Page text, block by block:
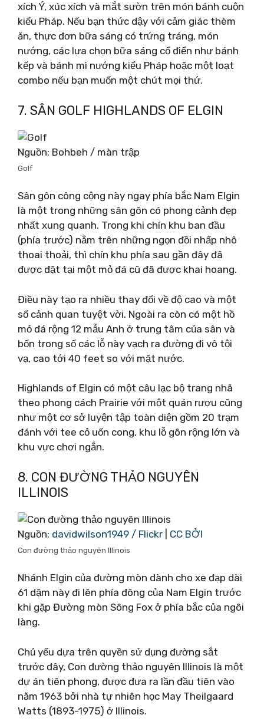
xích Ý, xúc xích và mắt sườn trên món bánh cuộn
kiểu Pháp. Nếu bạn thức dậy với cảm giác thèm
ăn, thực đơn bữa sáng có trứng tráng, món
nướng, các lựa chọn bữa sáng cổ điển như bánh
kếp và bánh mì nướng kiểu Pháp hoặc một loạt
combo nếu bạn muốn một chút mọi thứ.
7. SÂN GOLF HIGHLANDS OF ELGIN
Nguồn: Bohbeh / màn trập
Golf
Sân gôn công cộng này ngay phía bắc Nam Elgin
là một trong những sân gôn có phong cảnh đẹp
nhất xung quanh. Trong khi chín khu ban đầu
(phía trước) nằm trên những ngọn đồi nhấp nhô
thoai thoải, thì chín khu phía sau gần đây đã
được đặt tại một mỏ đá cũ đã được khai hoang.
Điều này tạo ra nhiều thay đổi về độ cao và một
số cảnh quan tuyệt vời. Ngoài ra còn có một hồ
mỏ đá rộng 12 mẫu Anh ở trung tâm của sân và
bốn trong số các lỗ này vạch ra đường đi vô tội
vạ, cao tới 40 feet so với mặt nước.
Highlands of Elgin có một câu lạc bộ trang nhã
theo phong cách Prairie với một quán rượu cũng
như một cơ sở luyện tập toàn diện gồm 20 trạm
đánh với tee cỏ uốn cong, khu lỗ gôn rộng lớn và
khu vực chơi ngắn.
8. CON ĐƯỜNG THẢO NGUYÊN
ILLINOIS
Nguồn: davidwilson1949 / Flickr CC BỞI
Con đường thảo nguyên Illinois
Nhánh Elgin của đường mòn dành cho xe đạp dài
61 dặm này đi lên phía đông của Nam Elgin trước
khi gặp Đường mòn Sông Fox ở phía bắc của ngôi
làng.
Chủ yếu dựa trên quyền sử dụng đường sắt
trước đây, Con đường thảo nguyên Illinois là một
dự án tiên phong, được đưa ra lần đầu tiên vào
năm 1963 bởi nhà tự nhiên học May Theilgaard
Watts (1893-1975) ở Illinois.